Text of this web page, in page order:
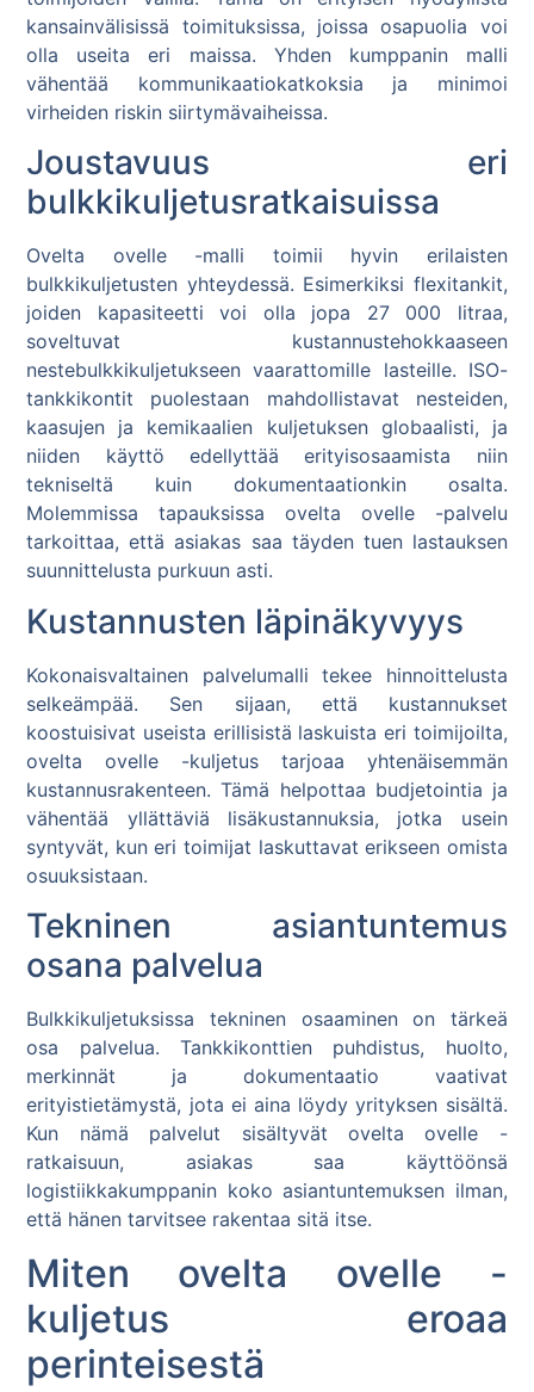
kansainvälisissä toimituksissa, joissa osapuolia voi
olla useita eri maissa. Yhden kumppanin malli
vähentää kommunikaatiokatkoksia ja minimoi
virheiden riskin siirtymävaiheissa.
Joustavuus eri
bulkkikuljetusratkaisuissa
Ovelta ovelle -malli toimii hyvin erilaisten
bulkkikuljetusten yhteydessä. Esimerkiksi flexitankit,
joiden kapasiteetti voi olla jopa 27 000 litraa,
soveltuvat kustannustehokkaaseen
nestebulkkikuljetukseen vaarattomille lasteille. ISO-
tankkikontit puolestaan mahdollistavat nesteiden,
kaasujen ja kemikaalien kuljetuksen globaalisti, ja
niiden käyttö edellyttää erityisosaamista niin
tekniseltä kuin dokumentaationkin osalta.
Molemmissa tapauksissa ovelta ovelle -palvelu
tarkoittaa, että asiakas saa täyden tuen lastauksen
suunnittelusta purkuun asti.
Kustannusten läpinäkyvyys
Kokonaisvaltainen palvelumalli tekee hinnoittelusta
selkeämpää. Sen sijaan, että kustannukset
koostuisivat useista erillisistä laskuista eri toimijoilta,
ovelta ovelle -kuljetus tarjoaa yhtenäisemmän
kustannusrakenteen. Tämä helpottaa budjetointia ja
vähentää yllättäviä lisäkustannuksia, jotka usein
syntyvät, kun eri toimijat laskuttavat erikseen omista
osuuksistaan.
Tekninen asiantuntemus
osana palvelua
Bulkkikuljetuksissa tekninen osaaminen on tärkeä
osa palvelua. Tankkikonttien puhdistus, huolto,
merkinnät ja dokumentaatio vaativat
erityistietämystä, jota ei aina löydy yrityksen sisältä.
Kun nämä palvelut sisältyvät ovelta ovelle -
ratkaisuun, asiakas saa käyttöönsä
logistiikkakumppanin koko asiantuntemuksen ilman,
että hänen tarvitsee rakentaa sitä itse.
Miten ovelta ovelle -
kuljetus eroaa
perinteisestä